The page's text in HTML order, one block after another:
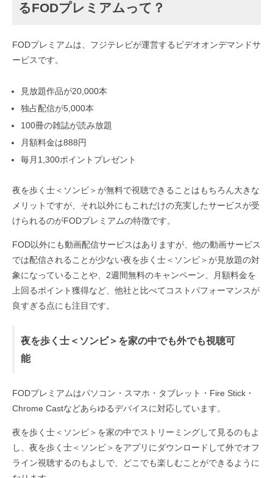
るFODプレミアムって？
FODプレミアムは、フジテレビが運営するビデオオンデマンドサ
ービスです。
見放題作品が20,000本
独占配信が5,000本
100冊の雑誌が読み放題
月額料金は888円
毎月1,300ポイントプレゼント
夜を歩く士＜ソンビ＞が無料で視聴できることはもちろん大きな
メリットですが、それ以外にもこれだけの充実したサービスが受
けられるのがFODプレミアムの特徴です。
FOD以外にも動画配信サービスはありますが、他の動画サービス
では配信されることが少ない夜を歩く士＜ソンビ＞が見放題の対
象になっていることや、2週間無料のキャンペーン、月額料金を
上回るポイント獲得など、他社と比べてコストパフォーマンスが
良すぎる点にも注目です。
夜を歩く士＜ソンビ＞を家の中でも外でも視聴可
能
FODプレミアムはパソコン・スマホ・タブレット・Fire Stick・
Chrome Castなどあらゆるデバイスに対応しています。
夜を歩く士＜ソンビ＞を家の中でストリーミングして見るのもよ
し、夜を歩く士＜ソンビ＞をアプリにダウンロードして外でオフ
ライン視聴するのもよしで、どこでも楽しむことができるように